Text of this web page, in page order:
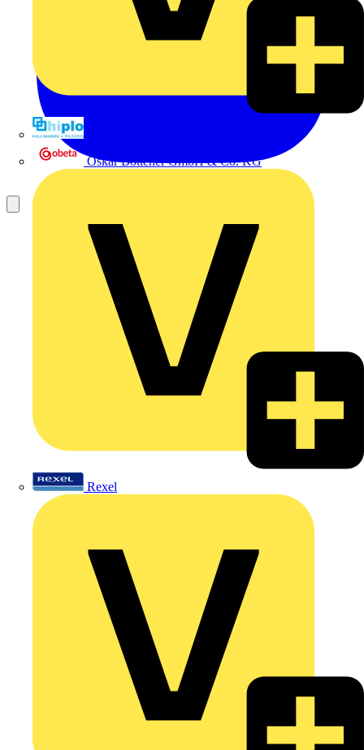
Oskar Böttcher GmbH & Co. KG
Rexel